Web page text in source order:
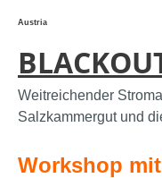
Austria
Weitreichender
Salzkammergut und
Workshop